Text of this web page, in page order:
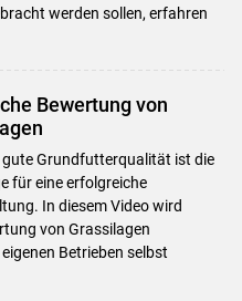
werden sollen, erfahren
Bewertung von
gute Grundfutterqualität ist die
für eine erfolgreiche
In diesem Video wird
von Grassilagen
Betrieben selbst